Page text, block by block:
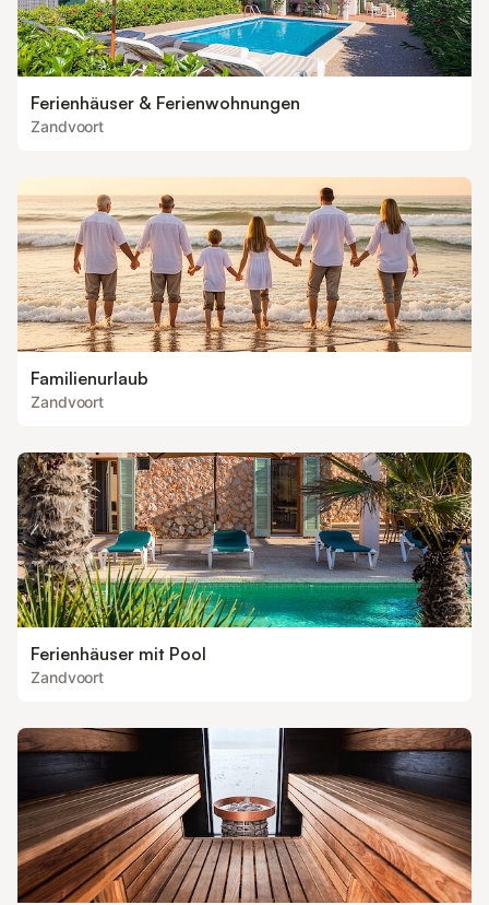
Ferienhäuser & Ferienwohnungen
Zandvoort
Familienurlaub
Zandvoort
Ferienhäuser mit Pool
Zandvoort